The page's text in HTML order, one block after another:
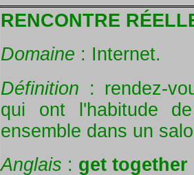
RENCONTRE
Domaine : Internet.
Définition : rendez-
qui ont l'habitude de
ensemble dans un
Anglais : get together